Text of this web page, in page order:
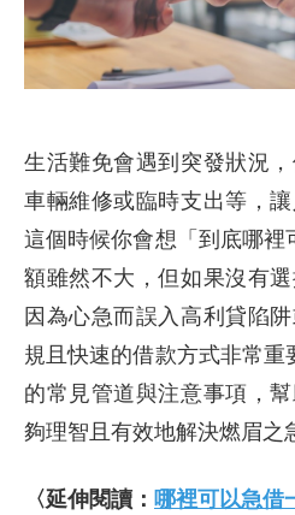
生活難免會遇到突發狀況，
車輛維修或臨時支出等，讓
這個時候你會想「到底哪
額雖然不大，但如果沒有
因為心急而誤入高利貸陷
規且快速的借款方式非常
的常見管道與注意事項，
夠理智且有效地解決燃眉之
〈延伸閱讀： 哪裡可以急借